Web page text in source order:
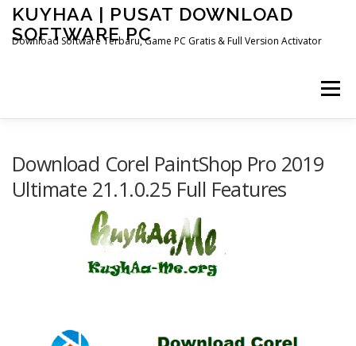
Skip
content
KUYHAA | PUSAT DOWNLOAD
SOFTWARE PC
Download Software Terbaru, Game PC Gratis & Full Version Activator
Menu
OTHER PAGES
Download Corel PaintShop Pro 2019
Ultimate 21.1.0.25 Full Features